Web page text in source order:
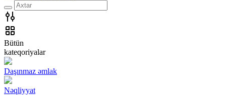
Bütün
kateqoriyalar
Daşınmaz əmlak
Nəqliyyat